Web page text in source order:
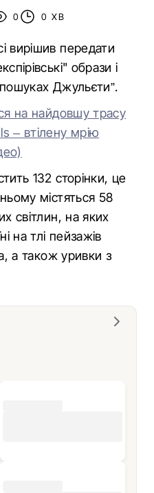
0 0 ХВ
вирішив передати
образи і
Джульєти”.
на найдовшу трасу
– втілену мрію
132 сторінки, це
містяться 58
світлин, на яких
на тлі пейзажів
а також уривки з